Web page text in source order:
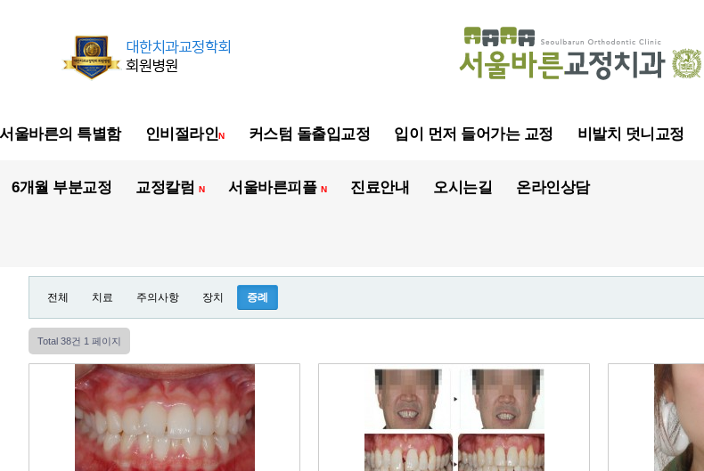
서울바른의 특별함 인비절라인N 커스텀 돌출입교정 입이 먼저 들어가는 교정 비발치 덧니교정
6개월 부분교정 교정칼럼 N 서울바른피플 N 진료안내 오시는길 온라인상담
전체 치료 주의사항 장치 증례
Total 38건 1 페이지